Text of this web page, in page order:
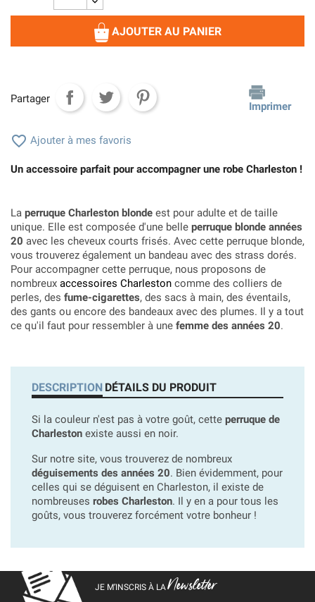
AJOUTER AU PANIER
Partager
Imprimer
 Ajouter à mes favoris
Un accessoire parfait pour accompagner une robe Charleston !
La perruque Charleston blonde est pour adulte et de taille
unique. Elle est composée d'une belle perruque blonde années
20 avec les cheveux courts frisés. Avec cette perruque blonde,
vous trouverez également un bandeau avec des strass dorés.
Pour accompagner cette perruque, nous proposons de
nombreux accessoires Charleston comme des colliers de
perles, des fume-cigarettes, des sacs à main, des éventails,
des gants ou encore des bandeaux avec des plumes. Il y a tout
ce qu'il faut pour ressembler à une femme des années 20.
DESCRIPTION DÉTAILS DU PRODUIT
Si la couleur n'est pas à votre goût, cette perruque de
Charleston existe aussi en noir.
Sur notre site, vous trouverez de nombreux
déguisements des années 20. Bien évidemment, pour
celles qui se déguisent en Charleston, il existe de
nombreuses robes Charleston. Il y en a pour tous les
goûts, vous trouverez forcément votre bonheur !
JE M’INSCRIS À LANewsletter